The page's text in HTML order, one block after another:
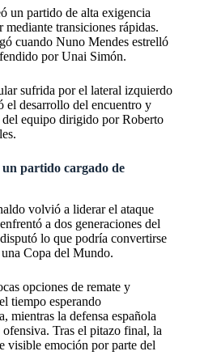
un partido de alta exigencia
transiciones rápidas.
cuando Nuno Mendes estrelló
por Unai Simón.
sufrida por el lateral izquierdo
el desarrollo del encuentro y
equipo dirigido por Roberto
partido cargado de
volvió a liderar el ataque
a dos generaciones del
lo que podría convertirse
Copa del Mundo.
opciones de remate y
tiempo esperando
mientras la defensa española
Tras el pitazo final, la
visible emoción por parte del